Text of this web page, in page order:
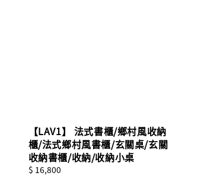
【LAV1】 法式書櫃/鄉村風收納
櫃/法式鄉村風書櫃/玄關桌/玄關
收納書櫃/收納/收納小桌
Regular
$ 16,800